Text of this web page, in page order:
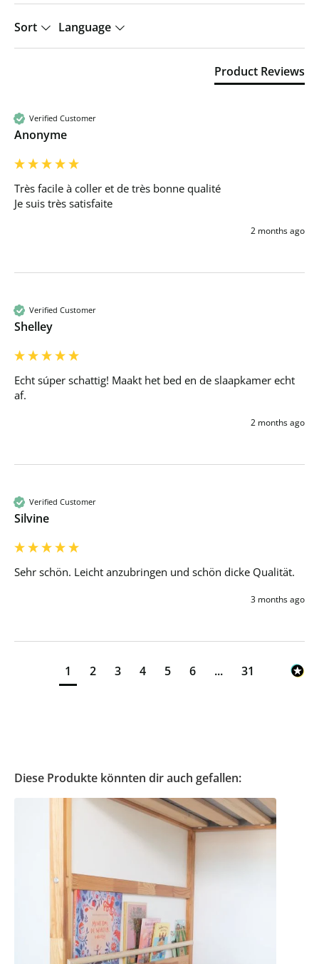
Sort Language
Product Reviews
Verified Customer
Anonyme
Très facile à coller et de très bonne qualité
Je suis très satisfaite
2 months ago
Verified Customer
Shelley
Echt súper schattig! Maakt het bed en de slaapkamer echt
af.
2 months ago
Verified Customer
Silvine
Sehr schön. Leicht anzubringen und schön dicke Qualität.
3 months ago
1 2 3 4 5 6 ... 31
Diese Produkte könnten dir auch gefallen: